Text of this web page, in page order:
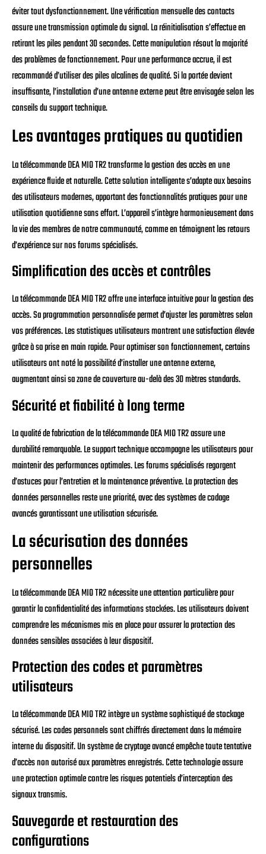
éviter tout dysfonctionnement. Une vérification mensuelle des contacts
assure une transmission optimale du signal. La réinitialisation s’effectue en
retirant les piles pendant 30 secondes. Cette manipulation résout la majorité
des problèmes de fonctionnement. Pour une performance accrue, il est
recommandé d’utiliser des piles alcalines de qualité. Si la portée devient
insuffisante, l’installation d’une antenne externe peut être envisagée selon les
conseils du support technique.
Les avantages pratiques au quotidien
La télécommande DEA MIO TR2 transforme la gestion des accès en une
expérience fluide et naturelle. Cette solution intelligente s’adapte aux besoins
des utilisateurs modernes, apportant des fonctionnalités pratiques pour une
utilisation quotidienne sans effort. L’appareil s’intègre harmonieusement dans
la vie des membres de notre communauté, comme en témoignent les retours
d’expérience sur nos forums spécialisés.
Simplification des accès et contrôles
La télécommande DEA MIO TR2 offre une interface intuitive pour la gestion des
accès. Sa programmation personnalisée permet d’ajuster les paramètres selon
vos préférences. Les statistiques utilisateurs montrent une satisfaction élevée
grâce à sa prise en main rapide. Pour optimiser son fonctionnement, certains
utilisateurs ont noté la possibilité d’installer une antenne externe,
augmentant ainsi sa zone de couverture au-delà des 30 mètres standards.
Sécurité et fiabilité à long terme
La qualité de fabrication de la télécommande DEA MIO TR2 assure une
durabilité remarquable. Le support technique accompagne les utilisateurs pour
maintenir des performances optimales. Les forums spécialisés regorgent
d’astuces pour l’entretien et la maintenance préventive. La protection des
données personnelles reste une priorité, avec des systèmes de codage
avancés garantissant une utilisation sécurisée.
La sécurisation des données
personnelles
La télécommande DEA MIO TR2 nécessite une attention particulière pour
garantir la confidentialité des informations stockées. Les utilisateurs doivent
comprendre les mécanismes mis en place pour assurer la protection des
données sensibles associées à leur dispositif.
Protection des codes et paramètres
utilisateurs
La télécommande DEA MIO TR2 intègre un système sophistiqué de stockage
sécurisé. Les codes personnels sont chiffrés directement dans la mémoire
interne du dispositif. Un système de cryptage avancé empêche toute tentative
d’accès non autorisé aux paramètres enregistrés. Cette technologie assure
une protection optimale contre les risques potentiels d’interception des
signaux transmis.
Sauvegarde et restauration des
configurations